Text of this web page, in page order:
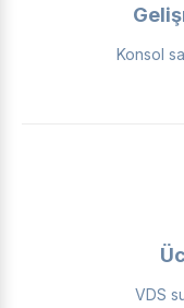
Konsol
VDS